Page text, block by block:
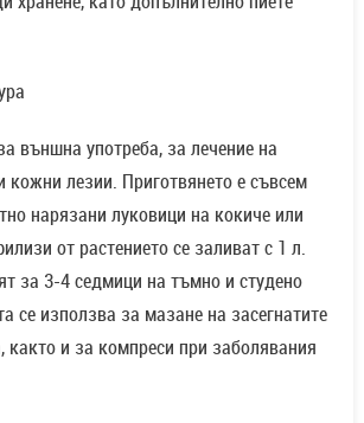
външна употреба, за лечение на
кожни лезии. Приготвянето е съвсем
нарязани луковици на кокиче или
от растението се заливат с 1 л.
за 3-4 седмици на тъмно и студено
се използва за мазане на засегнатите
както и за компреси при заболявания